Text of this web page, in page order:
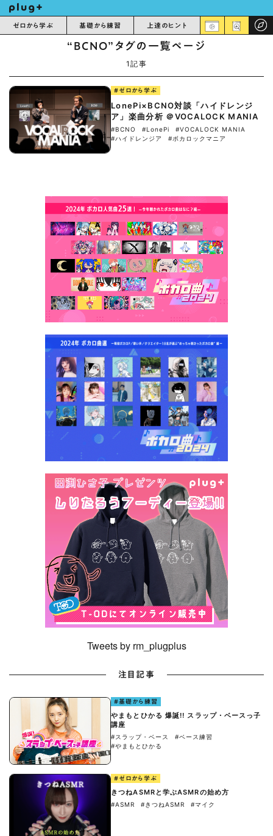
ゼロから学ぶ 基礎から練習 上達のヒント
“BCNO”タグの一覧ページ
1記事
#ゼロから学ぶ
LonePi×BCNO対談「ハイドレンジ
ア」楽曲分析 ＠VOCALOCK MANIA
#BCNO #LonePi
#VOCALOCK MANIA
#ハイドレンジア
#ボカロックマニア
Tweets by rm_plugplus
注目記事
#基礎から練習
やまもとひかる 爆誕!! スラップ・ベースっ子
講座
#スラップ・ベース
#ベース練習
#やまもとひかる
#ゼロから学ぶ
きつねASMRと学ぶASMRの始め方
#ASMR #きつねASMR #マイク